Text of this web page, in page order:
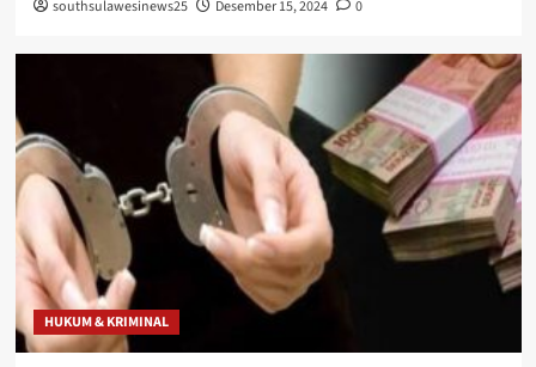
southsulawesinews25 Desember 15, 2024 0
HUKUM & KRIMINAL